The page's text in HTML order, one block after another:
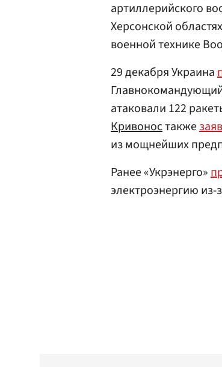
артиллерийского
Херсонской
военной технике
29 декабря Украина
атаковали 122
Кривоностакже
из мощнейших
Ранее «Укрэнерго»
электроэнергию из-